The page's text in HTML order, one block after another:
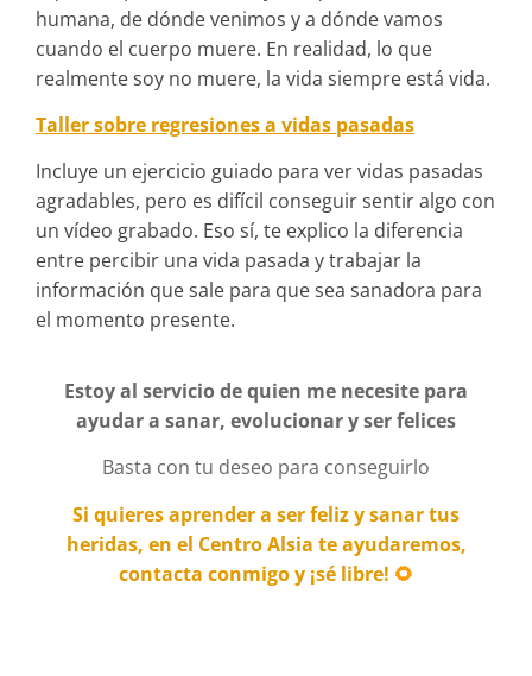
humana, de dónde venimos y a dónde vamos
cuando el cuerpo muere. En realidad, lo que
realmente soy no muere, la vida siempre está vida.
Taller sobre regresiones a vidas pasadas
Incluye un ejercicio guiado para ver vidas pasadas
agradables, pero es difícil conseguir sentir algo con
un vídeo grabado. Eso sí, te explico la diferencia
entre percibir una vida pasada y trabajar la
información que sale para que sea sanadora para
el momento presente.
Estoy al servicio de quien me necesite para
ayudar a sanar, evolucionar y ser felices
Basta con tu deseo para conseguirlo
Si quieres aprender a ser feliz y sanar tus
heridas, en el Centro Alsia te ayudaremos,
contacta conmigo y ¡sé libre! 🌻